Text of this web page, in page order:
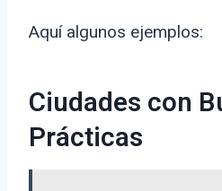
Aquí algunos ejemplos:
Ciudades con
Prácticas